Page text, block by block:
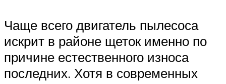
Чаще всего двигатель пылесоса
искрит в районе щеток именно по
причине естественного износа
последних. Хотя в современных